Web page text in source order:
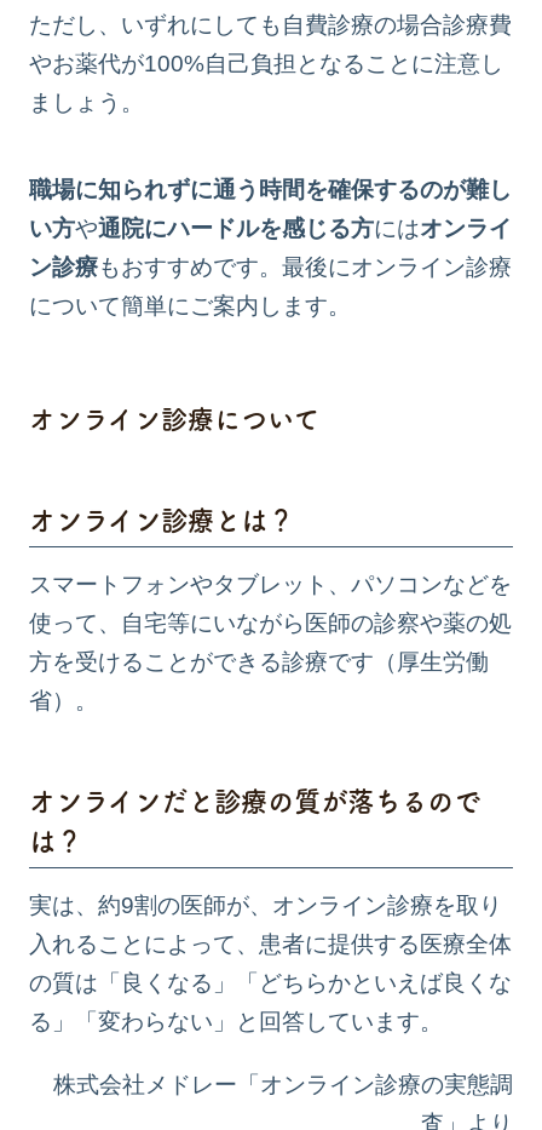
ただし、いずれにしても自費診療の場合診療費
やお薬代が100%自己負担となることに注意し
ましょう。
職場に知られずに通う時間を確保するのが難し
い方や通院にハードルを感じる方にはオンライ
ン診療もおすすめです。最後にオンライン診療
について簡単にご案内します。
オンライン診療について
オンライン診療とは？
スマートフォンやタブレット、パソコンなどを
使って、自宅等にいながら医師の診察や薬の処
方を受けることができる診療です（ 厚生労働
省）。
オンラインだと診療の質が落ちるので
は？
実は、約9割の医師が、オンライン診療を取り
入れることによって、患者に提供する医療全体
の質は「良くなる」「どちらかといえば良くな
る」「変わらない」と回答しています。
株式会社メドレー「オンライン診療の実態調
査」 より